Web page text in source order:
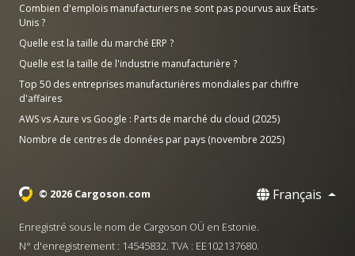
Combien d'emplois manufacturiers ne sont pas pourvus aux États-
Unis ?
Quelle est la taille du marché ERP ?
Quelle est la taille de l'industrie manufacturière ?
Top 50 des entreprises manufacturières mondiales par chiffre
d'affaires
AWS vs Azure vs Google : Parts de marché du cloud (2025)
Nombre de centres de données par pays (novembre 2025)
© 2026 Cargoson.com Français
Enregistré sous le nom de Cargoson OÜ en Estonie.
N° d'enregistrement : 14545832. TVA : EE102137680.